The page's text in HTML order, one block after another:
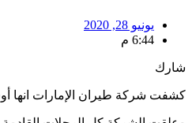
يونيو 28, 2020
6:44 م
شارك
كشفت شركة طيران الإمارات انها